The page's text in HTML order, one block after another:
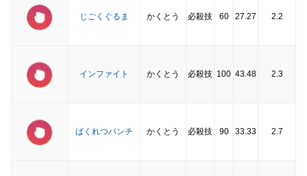
じごくぐるま かくとう 必殺技 60 27.27 2.2
インファイト かくとう 必殺技 100 43.48 2.3
ばくれつパンチ かくとう 必殺技 90 33.33 2.7